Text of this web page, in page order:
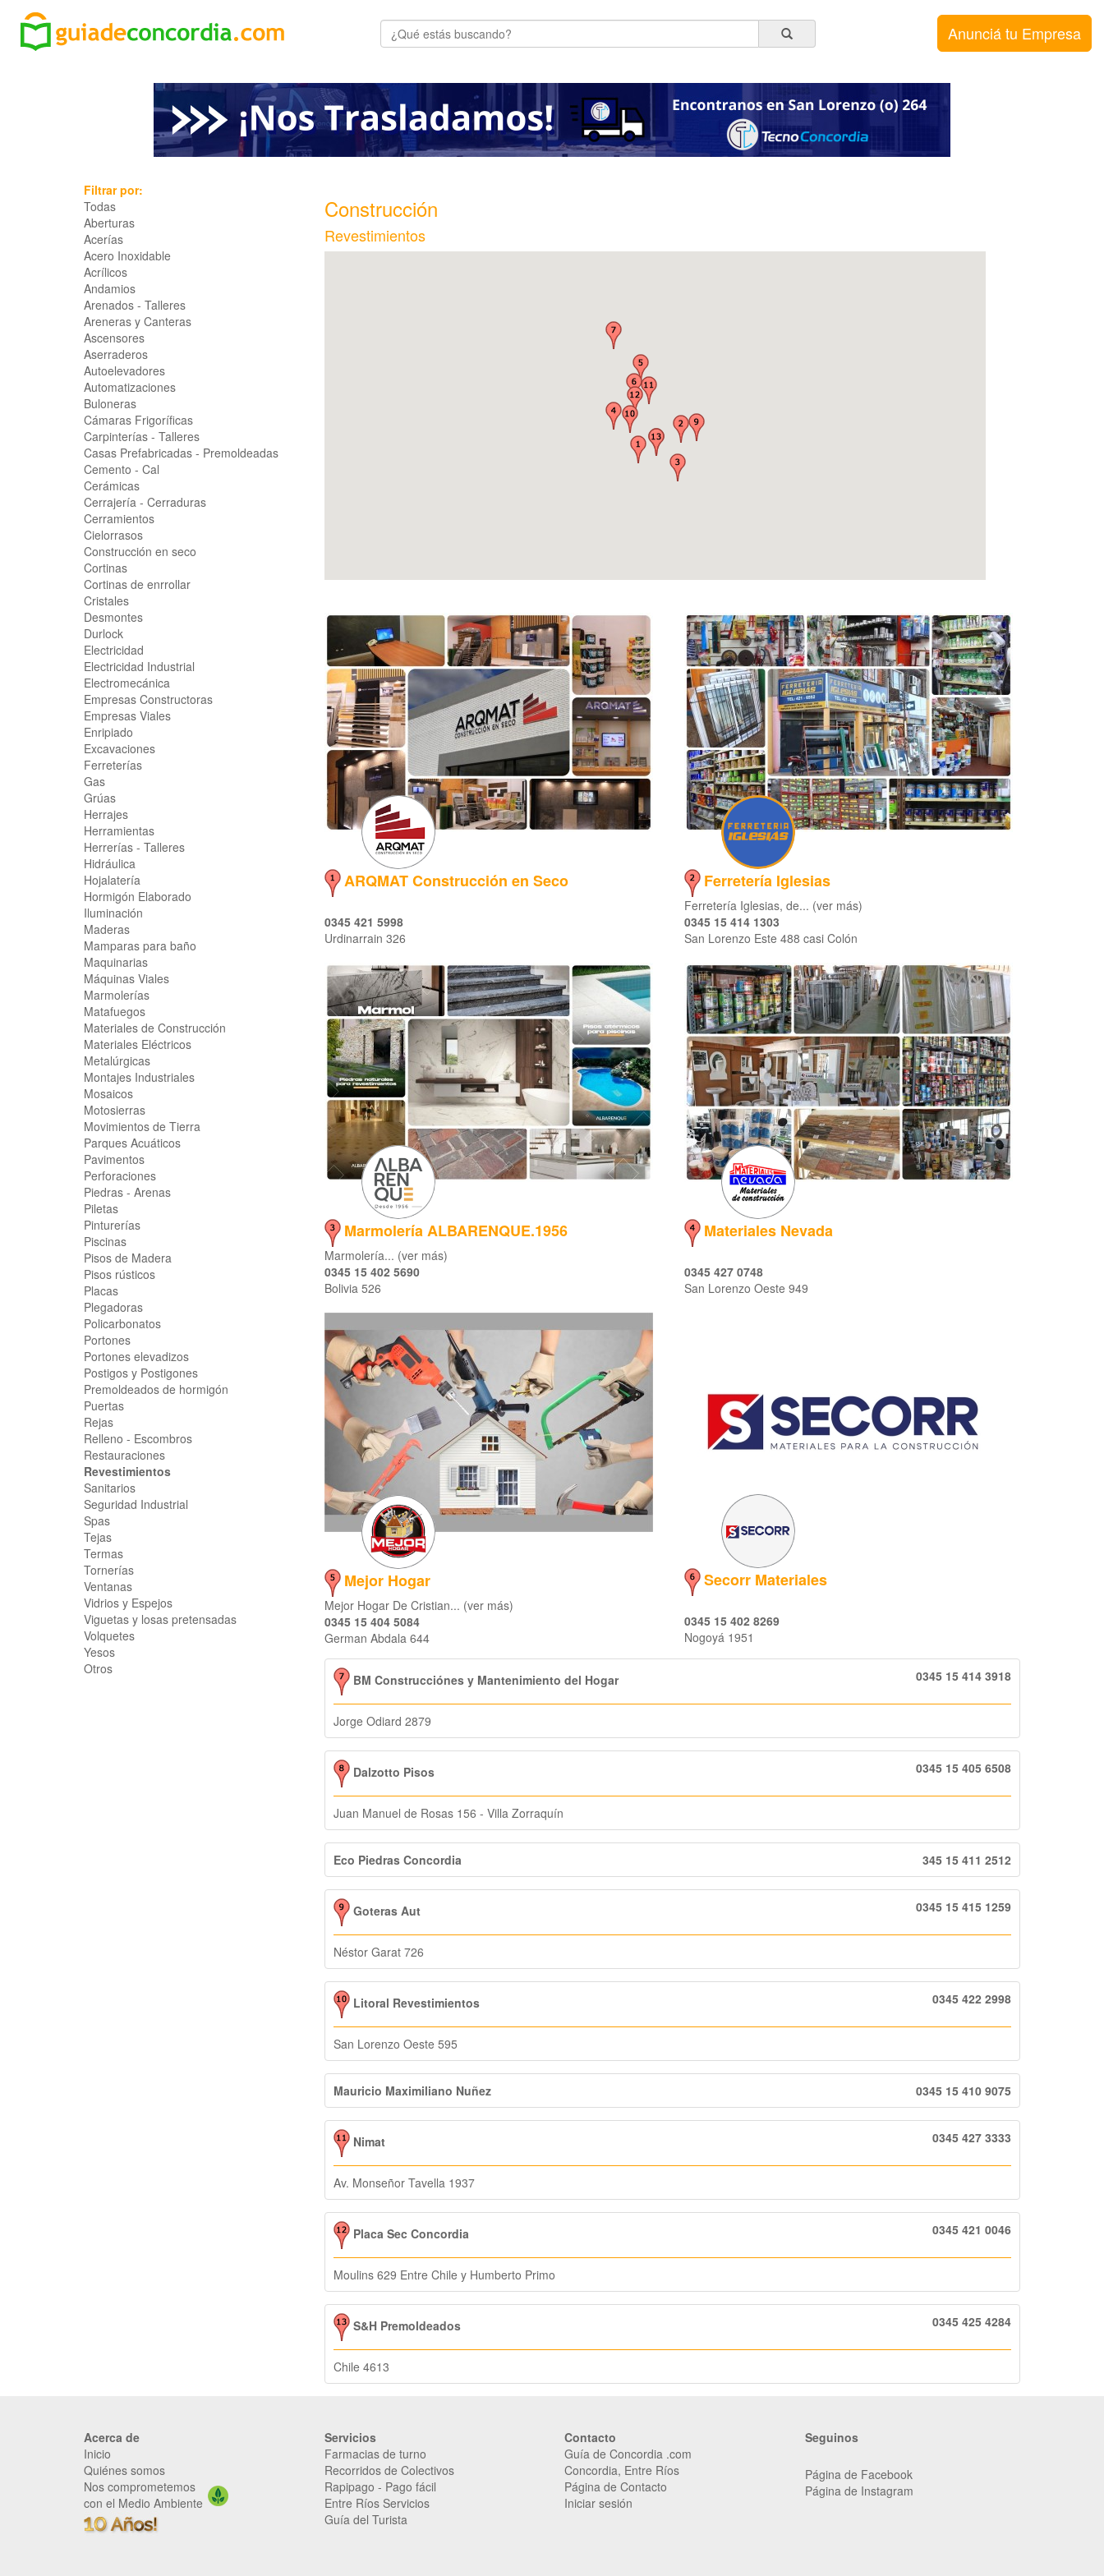
Anunciá tu Empresa
Filtrar por:
Todas
Aberturas
Acerías
Acero Inoxidable
Acrílicos
Andamios
Arenados - Talleres
Areneras y Canteras
Ascensores
Aserraderos
Autoelevadores
Automatizaciones
Buloneras
Cámaras Frigoríficas
Carpinterías - Talleres
Casas Prefabricadas - Premoldeadas
Cemento - Cal
Cerámicas
Cerrajería - Cerraduras
Cerramientos
Cielorrasos
Construcción en seco
Cortinas
Cortinas de enrrollar
Cristales
Desmontes
Durlock
Electricidad
Electricidad Industrial
Electromecánica
Empresas Constructoras
Empresas Viales
Enripiado
Excavaciones
Ferreterías
Gas
Grúas
Herrajes
Herramientas
Herrerías - Talleres
Hidráulica
Hojalatería
Hormigón Elaborado
Iluminación
Maderas
Mamparas para baño
Maquinarias
Máquinas Viales
Marmolerías
Matafuegos
Materiales de Construcción
Materiales Eléctricos
Metalúrgicas
Montajes Industriales
Mosaicos
Motosierras
Movimientos de Tierra
Parques Acuáticos
Pavimentos
Perforaciones
Piedras - Arenas
Piletas
Pinturerías
Piscinas
Pisos de Madera
Pisos rústicos
Placas
Plegadoras
Policarbonatos
Portones
Portones elevadizos
Postigos y Postigones
Premoldeados de hormigón
Puertas
Rejas
Relleno - Escombros
Restauraciones
Revestimientos
Sanitarios
Seguridad Industrial
Spas
Tejas
Termas
Tornerías
Ventanas
Vidrios y Espejos
Viguetas y losas pretensadas
Volquetes
Yesos
Otros
Construcción
Revestimientos
ARQMAT Construcción en Seco
0345 421 5998
Urdinarrain 326
Ferretería Iglesias
Ferretería Iglesias, de... (ver más)
0345 15 414 1303
San Lorenzo Este 488 casi Colón
Marmolería ALBARENQUE.1956
Marmolería... (ver más)
0345 15 402 5690
Bolivia 526
Materiales Nevada
0345 427 0748
San Lorenzo Oeste 949
Mejor Hogar
Mejor Hogar De Cristian... (ver más)
0345 15 404 5084
German Abdala 644
Secorr Materiales
0345 15 402 8269
Nogoyá 1951
BM Construcciónes y Mantenimiento del Hogar 0345 15 414 3918
Jorge Odiard 2879
Dalzotto Pisos 0345 15 405 6508
Juan Manuel de Rosas 156 - Villa Zorraquín
Eco Piedras Concordia 345 15 411 2512‬
Goteras Aut 0345 15 415 1259
Néstor Garat 726
Litoral Revestimientos 0345 422 2998
San Lorenzo Oeste 595
Mauricio Maximiliano Nuñez 0345 15 410 9075
Nimat 0345 427 3333
Av. Monseñor Tavella 1937
Placa Sec Concordia 0345 421 0046
Moulins 629 Entre Chile y Humberto Primo
S&H Premoldeados 0345 425 4284
Chile 4613
Acerca de
Inicio
Quiénes somos
Nos comprometemos
con el Medio Ambiente
Servicios
Farmacias de turno
Recorridos de Colectivos
Rapipago - Pago fácil
Entre Ríos Servicios
Guía del Turista
Contacto
Guía de Concordia .com
Concordia, Entre Ríos
Página de Contacto
Iniciar sesión
Seguinos
Página de Facebook
Página de Instagram